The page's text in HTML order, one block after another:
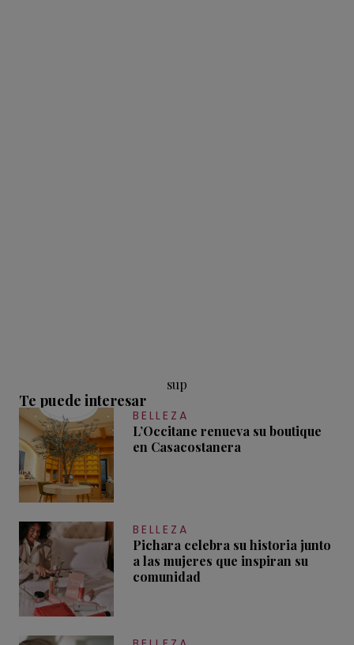
sup
Te puede interesar
BELLEZA
L’Occitane renueva su boutique
en Casacostanera
BELLEZA
Pichara celebra su historia junto
a las mujeres que inspiran su
comunidad